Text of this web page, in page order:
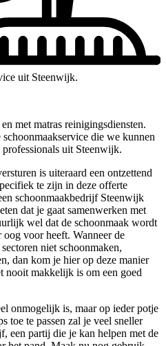
uit Steenwijk.
met matras reinigingsdiensten.
die we kunnen
professionals uit Steenwijk.
is uiteraard een ontzettend
te zijn in deze offerte
schoonmaakbedrijf Steenwijk
dat je gaat samenwerken met
wel dat de schoonmaak wordt
voor heeft. Wanneer de
niet schoonmaken,
dan kom je hier op deze manier
nooit makkelijk is om een goed
onmogelijk is, maar op ieder potje
toe te passen zal je veel sneller
een partij die je kan helpen met de